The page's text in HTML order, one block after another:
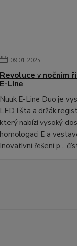
09.01.2025
Revoluce v nočním
E-Line
Nuuk E-Line Duo je
LED lišta a držák
který nabízí vysoký
homologaci E a
Inovativní řešení p...